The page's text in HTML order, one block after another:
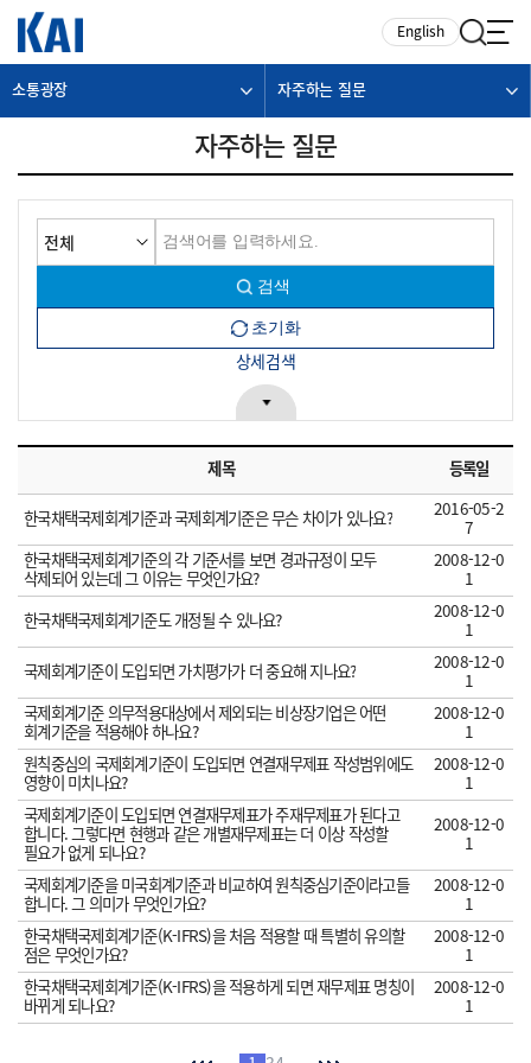
English
소통광장 자주하는 질문
자주하는 질문
상세검색
제목 등록일
한국채택국제회계기준과 국제회계기준은 무슨 차이가 있나요?
2016-05-2
7
한국채택국제회계기준의 각 기준서를 보면 경과규정이 모두
삭제되어 있는데 그 이유는 무엇인가요?
2008-12-0
1
한국채택국제회계기준도 개정될 수 있나요?
2008-12-0
1
국제회계기준이 도입되면 가치평가가 더 중요해 지나요?
2008-12-0
1
국제회계기준 의무적용대상에서 제외되는 비상장기업은 어떤
회계기준을 적용해야 하나요?
2008-12-0
1
원칙중심의 국제회계기준이 도입되면 연결재무제표 작성범위에도
영향이 미치나요?
2008-12-0
1
국제회계기준이 도입되면 연결재무제표가 주재무제표가 된다고
합니다. 그렇다면 현행과 같은 개별재무제표는 더 이상 작성할
필요가 없게 되나요?
2008-12-0
1
국제회계기준을 미국회계기준과 비교하여 원칙중심기준이라고들
합니다. 그 의미가 무엇인가요?
2008-12-0
1
한국채택국제회계기준(K-IFRS)을 처음 적용할 때 특별히 유의할
점은 무엇인가요?
2008-12-0
1
한국채택국제회계기준(K-IFRS)을 적용하게 되면 재무제표 명칭이
바뀌게 되나요?
2008-12-0
1